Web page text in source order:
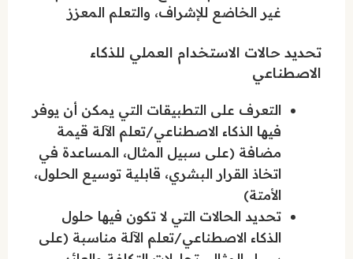
غير الخاضع للإشراف، والتعلم المعزز
تحديد حالات الاستخدام العملي للذكاء
الاصطناعي
التعرف على التطبيقات التي يمكن أن يوفر
فيها الذكاء الاصطناعي/تعلم الآلة قيمة
مضافة (على سبيل المثال، المساعدة في
اتخاذ القرار البشري، قابلية توسيع الحلول،
الأمتة)
تحديد الحالات التي لا تكون فيها حلول
الذكاء الاصطناعي/تعلم الآلة مناسبة (على